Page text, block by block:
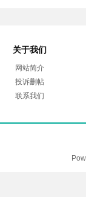
关于我们
网站简介
投诉删帖
联系我们